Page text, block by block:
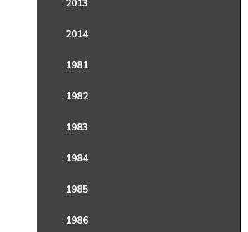
2013
2014
1981
1982
1983
1984
1985
1986